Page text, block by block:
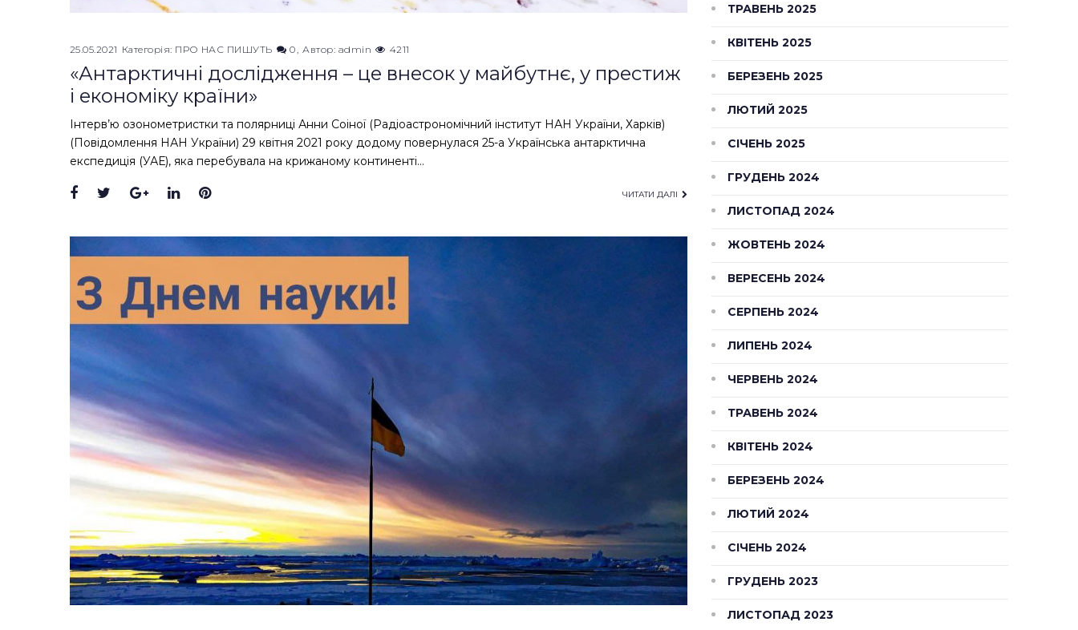
25.05.2021 Категорія: ПРО НАС ПИШУТЬ 0 Автор: admin 4211
«Антарктичні дослідження – це внесок у майбутнє, у престиж
і економіку країни»
Інтерв’ю озонометристки та полярниці Анни Соіної (Радіоастрономічний інститут НАН України, Харків)
(Повідомлення НАН України) 29 квітня 2021 року додому повернулася 25-а Українська антарктична
експедиція (УАЕ), яка перебувала на крижаному континенті…
Facebook
TwitterGoogle+
LinkedInPinterest ЧИТАТИ ДАЛІ
ТРАВЕНЬ 2025
КВІТЕНЬ 2025
БЕРЕЗЕНЬ 2025
ЛЮТИЙ 2025
СІЧЕНЬ 2025
ГРУДЕНЬ 2024
ЛИСТОПАД 2024
ЖОВТЕНЬ 2024
ВЕРЕСЕНЬ 2024
СЕРПЕНЬ 2024
ЛИПЕНЬ 2024
ЧЕРВЕНЬ 2024
ТРАВЕНЬ 2024
КВІТЕНЬ 2024
БЕРЕЗЕНЬ 2024
ЛЮТИЙ 2024
СІЧЕНЬ 2024
ГРУДЕНЬ 2023
ЛИСТОПАД 2023